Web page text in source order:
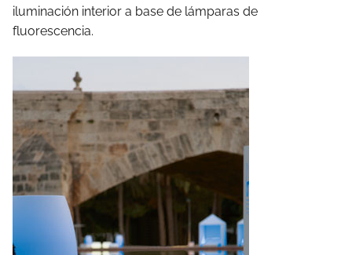
iluminación interior a base de lámparas de
fluorescencia.